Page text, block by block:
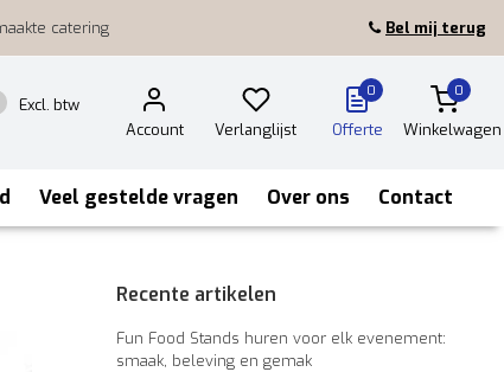
catering Bel mij terug
Excl. btw
Account
Verlanglijst
0
Offerte
0
Winkelwagen
Veel gestelde vragen Over ons Contact
Recente artikelen
Fun Food Stands huren voor elk evenement:
smaak, beleving en gemak